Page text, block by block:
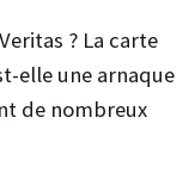
? La carte
elle une arnaque
de nombreux